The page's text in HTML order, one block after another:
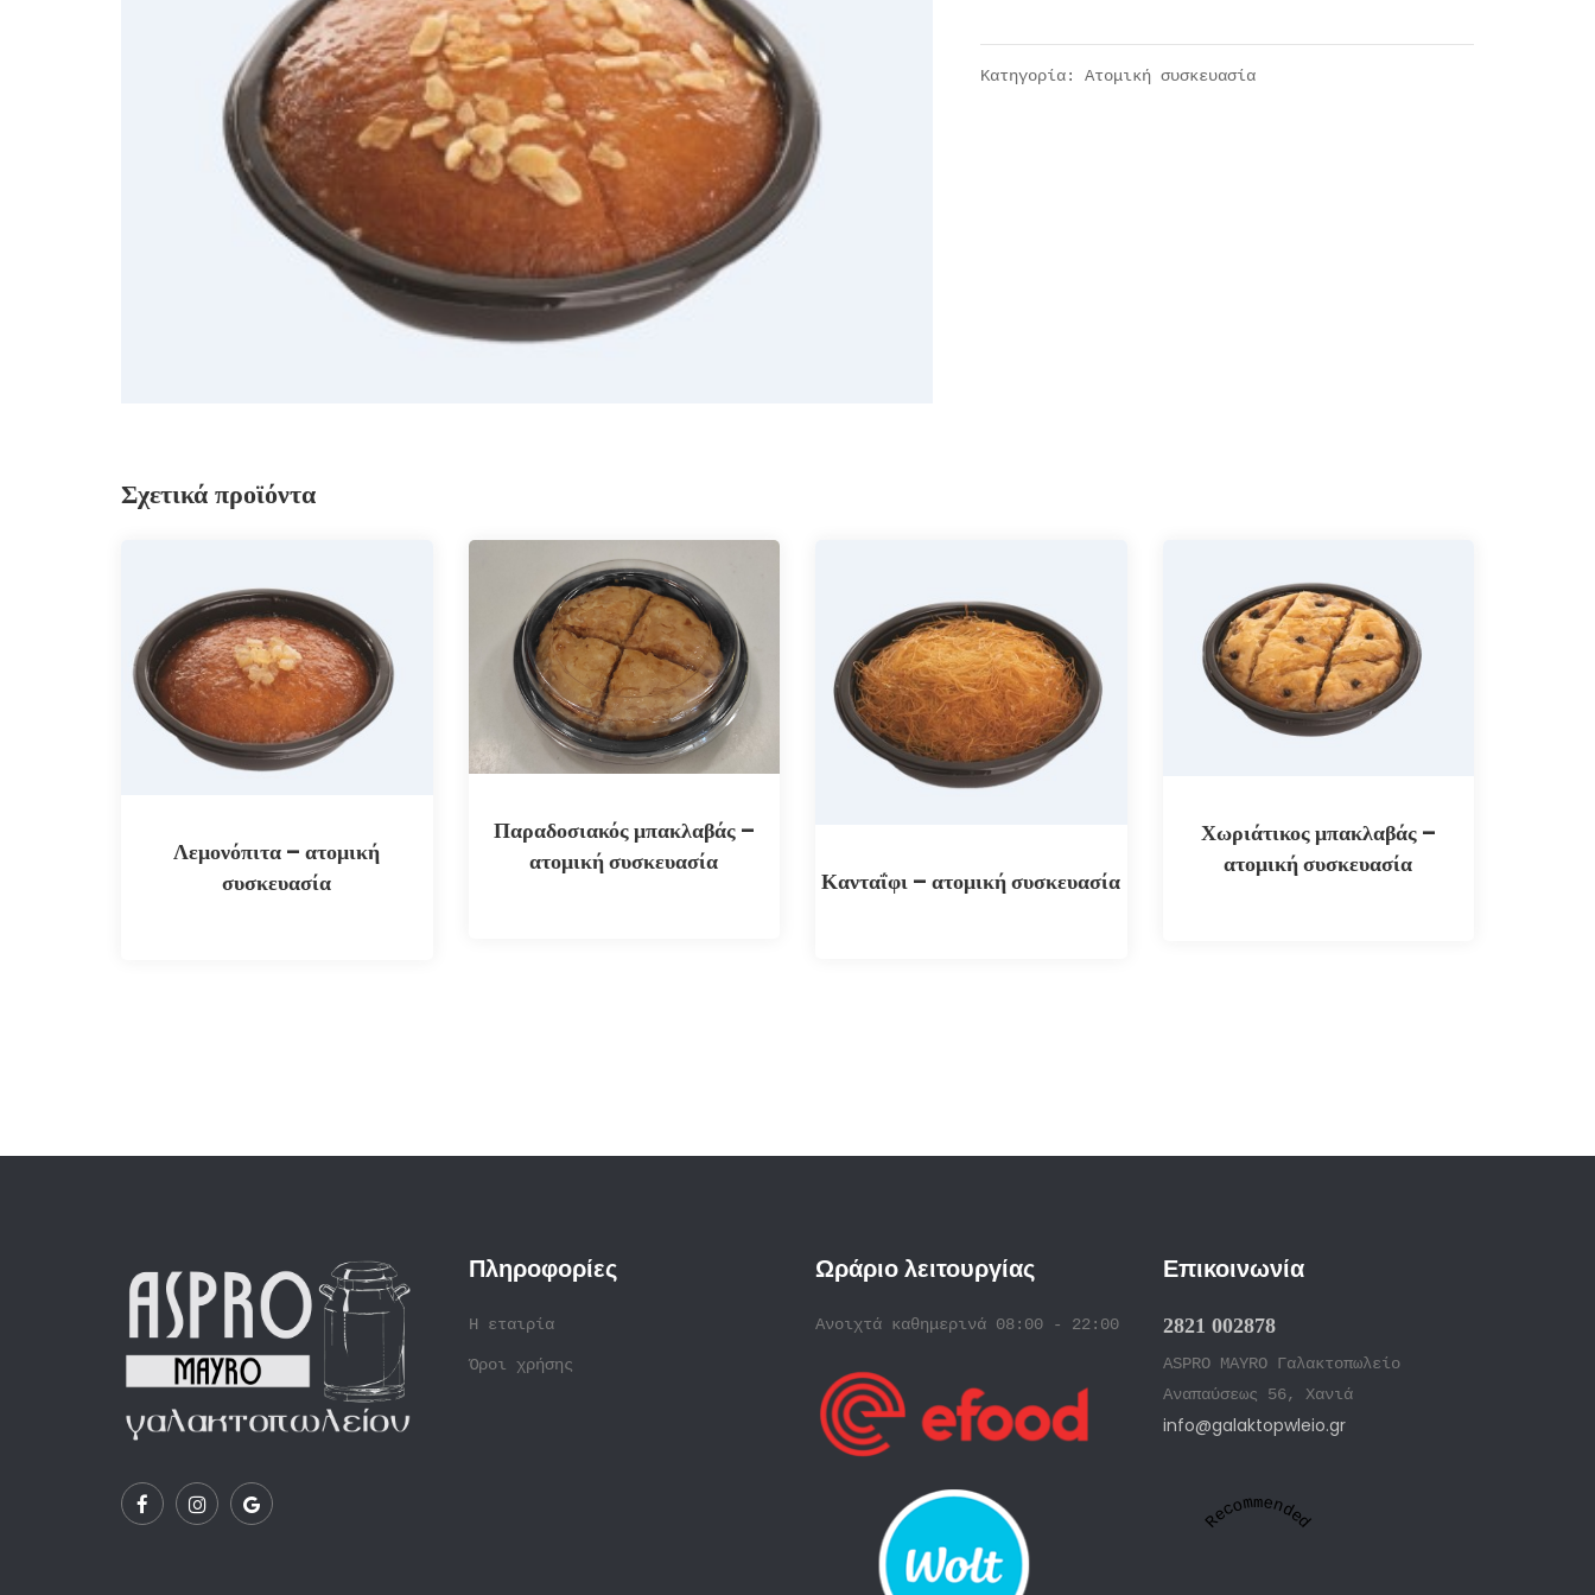
Κατηγορία: Ατομική συσκευασία
Σχετικά προϊόντα
Λεμονόπιτα – ατομική
συσκευασία
Παραδοσιακός μπακλαβάς –
ατομική συσκευασία
Κανταΐφι – ατομική συσκευασία
Χωριάτικος μπακλαβάς –
ατομική συσκευασία
Πληροφορίες
Η εταιρία
Όροι χρήσης
Ωράριο λειτουργίας
Ανοιχτά καθημερινά 08:00 - 22:00
Επικοινωνία
2821 002878
ASPRO MAYRO Γαλακτοπωλείο
Αναπαύσεως 56, Χανιά
info@galaktopwleio.gr
Recommended